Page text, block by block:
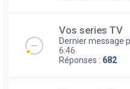
Vos series TV
Dernier message
6:46
Réponses : 682